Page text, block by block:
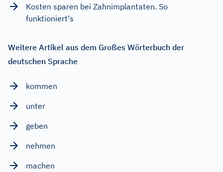
Kosten sparen bei Zahnimplantaten. So
funktioniert‘s
Weitere Artikel aus dem Großes Wörterbuch der
deutschen Sprache
kommen
unter
geben
nehmen
machen